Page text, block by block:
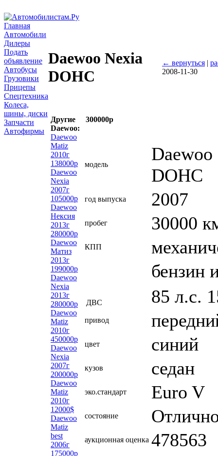
Главная
Автомобили
Дилеры
Подать
объявление
Автобусы
Грузовики
Прицепы
Спецтехника
Колеса,
шины, диски
Запчасти
Автофирмы
Daewoo Nexia
DOHC
← вернуться |
2008-11-30
Другие
Daewoo:
Daewoo
Matiz
2010г
138000р
Daewoo
Nexia
2007г
105000р
Daewoo
Нексия
2013г
280000р
Daewoo
Матиз
2013г
199000р
Daewoo
Nexia
2013г
280000р
Daewoo
Matiz
2010г
450000р
Daewoo
Nexia
2007г
200000р
Daewoo
Matiz
2010г
12000$
Daewoo
Matiz
best
2006г
175000р
300000р
модель
DOHC
год выпуска 2007
пробег 30000
КПП
ДВС
бензин
85 л.с.
привод
цвет синий
кузов седан
эко.стандарт Euro V
состояние
аукционная оценка 478563